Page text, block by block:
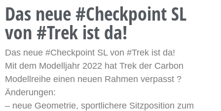
Das neue #Checkpoint SL
von #Trek ist da!
Das neue #Checkpoint SL von #Trek ist da!
Mit dem Modelljahr 2022 hat Trek der Carbon
Modellreihe einen neuen Rahmen verpasst ?
Änderungen:
– neue Geometrie, sportlichere Sitzposition zum